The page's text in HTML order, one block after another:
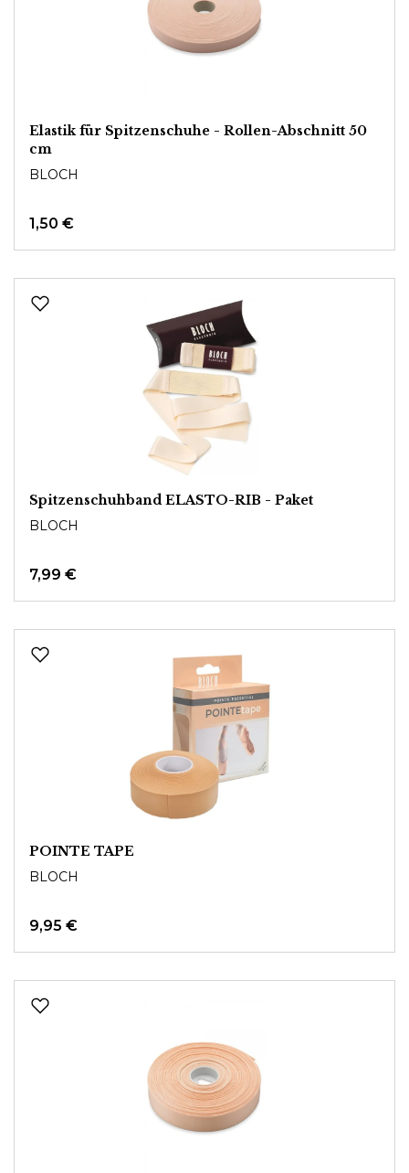
Elastik für Spitzenschuhe - Rollen-Abschnitt 50
cm
BLOCH
1,50 €
Spitzenschuhband ELASTO-RIB - Paket
BLOCH
7,99 €
POINTE TAPE
BLOCH
9,95 €